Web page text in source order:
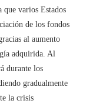
que varios Estados
de los fondos
al aumento
adquirida. Al
durante los
gradualmente
la crisis